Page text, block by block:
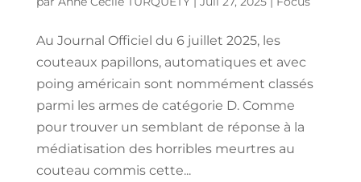
Au Journal Officiel du 6 juillet 2025, les
couteaux papillons, automatiques et avec
poing américain sont nommément classés
parmi les armes de catégorie D. Comme
pour trouver un semblant de réponse à la
médiatisation des horribles meurtres au
couteau commis cette...